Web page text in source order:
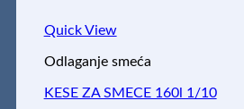
Quick View
Odlaganje smeća
KESE ZA SMECE 160l 1/10